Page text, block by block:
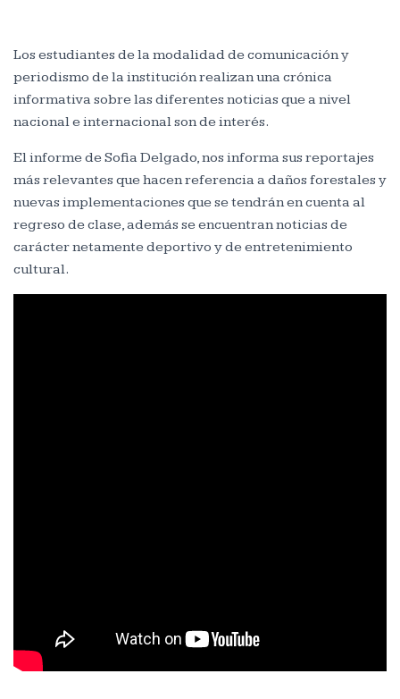
Los estudiantes de la modalidad de comunicación y
periodismo de la institución realizan una crónica
informativa sobre las diferentes noticias que a nivel
nacional e internacional son de interés.
El informe de Sofia Delgado, nos informa sus reportajes
más relevantes que hacen referencia a daños forestales y
nuevas implementaciones que se tendrán en cuenta al
regreso de clase, además se encuentran noticias de
carácter netamente deportivo y de entretenimiento
cultural.